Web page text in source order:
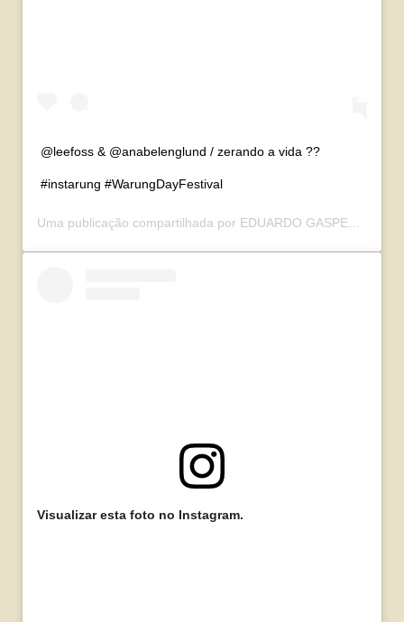
@leefoss & @anabelenglund / zerando a vida ??
#instarung #WarungDayFestival
Uma publicação compartilhada por EDUARDO GASPERI
Visualizar esta foto no Instagram.